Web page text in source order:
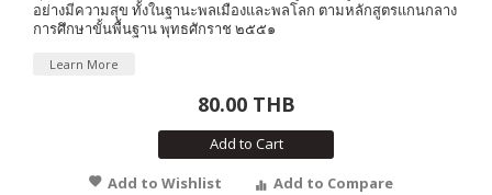
อย่างมีความสุข ทั้งในฐานะพลเมืองและพลโลก ตามหลักสูตรแกนกลาง
การศึกษาขั้นพื้นฐาน พุทธศักราช ๒๕๕๑
Learn More
80.00 THB
Add to Cart
Add to Wishlist
Add to Compare